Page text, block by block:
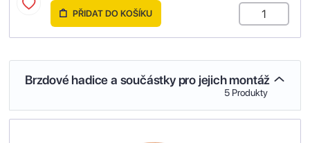
PŘIDAT DO KOŠÍKU
Brzdové hadice a součástky pro jejich montáž
5 Produkty